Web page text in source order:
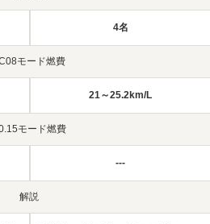
4名
モード燃費
21～25.2km/L
モード燃費
---
解説